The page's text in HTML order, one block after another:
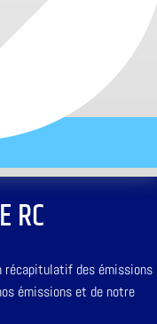
RC
récapitulatif des émissions
émissions et de notre